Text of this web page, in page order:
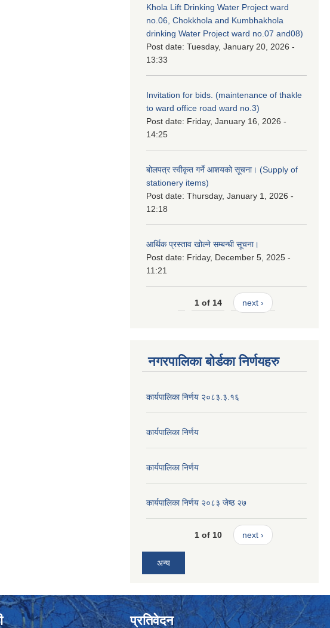
Khola Lift Drinking Water Project ward
no.06, Chokkhola and Kumbhakhola
drinking Water Project ward no.07 and08)
Post date: Tuesday, January 20, 2026 -
13:33
Invitation for bids. (maintenance of thakle
to ward office road ward no.3)
Post date: Friday, January 16, 2026 -
14:25
बोलपत्र स्वीकृत गर्ने आशयको सूचना। (Supply of
stationery items)
Post date: Thursday, January 1, 2026 -
12:18
आर्थिक प्रस्ताव खोल्ने सम्बन्धी सूचना।
Post date: Friday, December 5, 2025 -
11:21
1 of 14 next ›
नगरपालिका बोर्डका निर्णयहरु
कार्यपालिका निर्णय २०८३.३.१६
कार्यपालिका निर्णय
कार्यपालिका निर्णय
कार्यपालिका निर्णय २०८३ जेष्ठ २७
1 of 10 next ›
अन्य
प्रतिवेदन